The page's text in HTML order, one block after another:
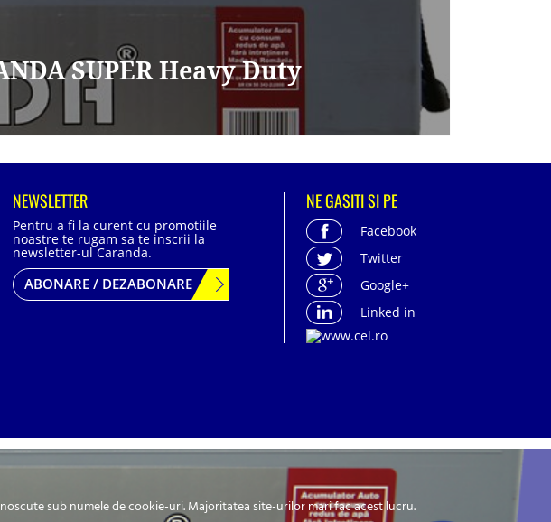
SUPER Heavy Duty
NEWSLETTER
Pentru a fi la curent cu promotiile
noastre te rugam sa te inscrii la
newsletter-ul Caranda.
ABONARE / DEZABONARE
NE GASITI SI PE
Facebook
Twitter
Google+
Linked in
sub numele de cookie-uri. Majoritatea site-urilor mari fac acest lucru.